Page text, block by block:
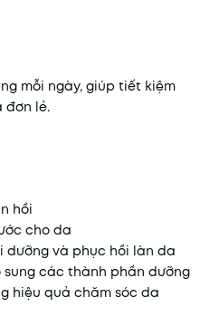
mỗi ngày, giúp tiết kiệm
đơn lẻ.
hồi
cho da
dưỡng và phục hồi làn da
các thành phần dưỡng
hiệu quả chăm sóc da